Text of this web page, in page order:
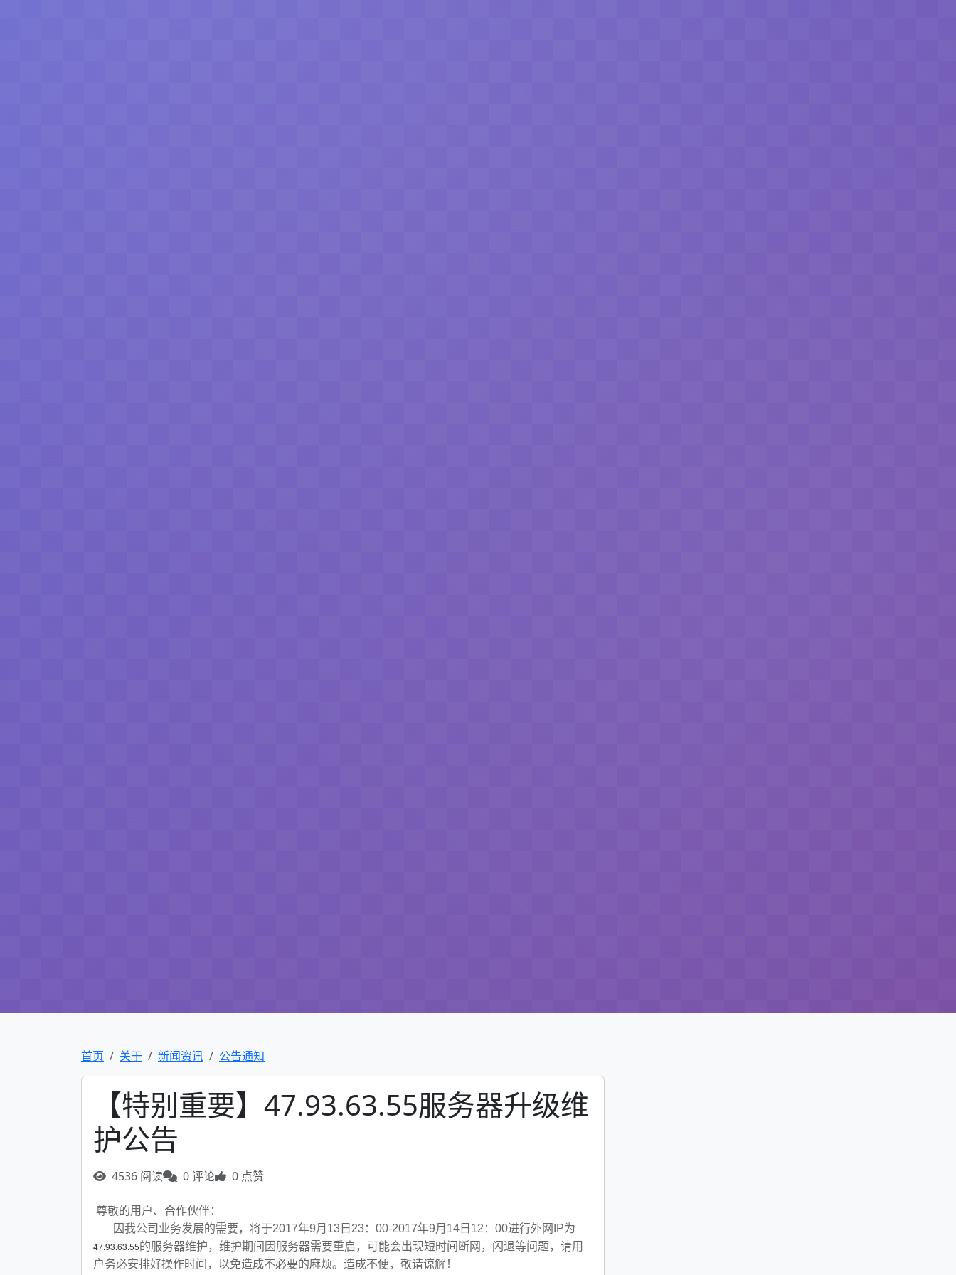
首页 关于 新闻资讯 公告通知
【特别重要】47.93.63.55服务器升级维
护公告
4536 阅读 0 评论 0 点赞
尊敬的用户、合作伙伴：
因我公司业务发展的需要，将于2017年9月13日23：00-2017年9月14日12：00进行外网IP为
47.93.63.55的服务器维护，维护期间因服务器需要重启，可能会出现短时间断网，闪退等问题，请用
户务必安排好操作时间，以免造成不必要的麻烦。造成不便，敬请谅解！